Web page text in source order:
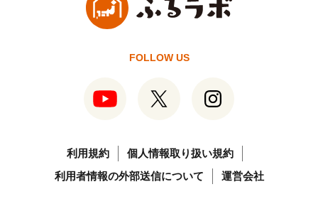
FOLLOW US
利用規約
個人情報取り扱い規約
利用者情報の外部送信について
運営会社